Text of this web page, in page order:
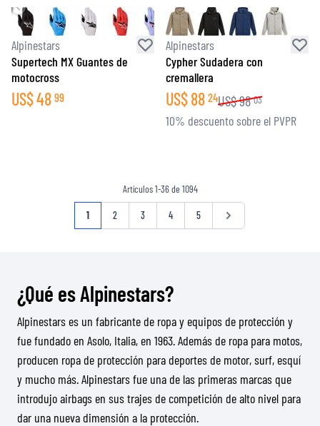
Alpinestars
Supertech MX Guantes de
motocross
US$48 99
Alpinestars
Cypher Sudadera con
cremallera
US$88 24US$98 03
10% descuento sobre el PVPR
Artículos1-36de 1094
Página
Actualmente estás leyendo página
1 Página
2 Página
3 Página
4 Página
5 Página
¿Qué es Alpinestars?
Alpinestars es un fabricante de ropa y equipos de protección y
fue fundado en Asolo, Italia, en 1963. Además de ropa para motos,
producen ropa de protección para deportes de motor, surf, esquí
y mucho más. Alpinestars fue una de las primeras marcas que
introdujo airbags en sus trajes de competición de alto nivel para
dar una nueva dimensión a la protección.